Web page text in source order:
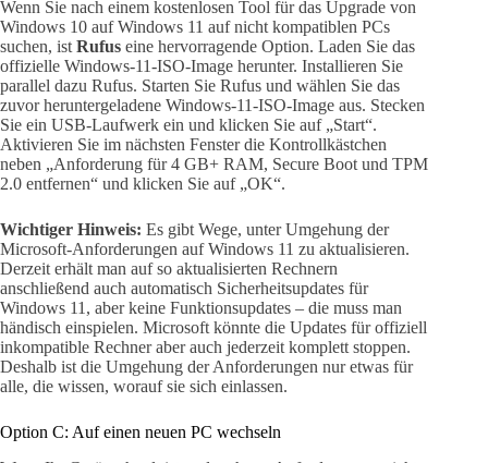
Wenn Sie nach einem kostenlosen Tool für das Upgrade von
Windows 10 auf Windows 11 auf nicht kompatiblen PCs
suchen, ist Rufus eine hervorragende Option. Laden Sie das
offizielle Windows-11-ISO-Image herunter. Installieren Sie
parallel dazu Rufus. Starten Sie Rufus und wählen Sie das
zuvor heruntergeladene Windows-11-ISO-Image aus. Stecken
Sie ein USB-Laufwerk ein und klicken Sie auf „Start“.
Aktivieren Sie im nächsten Fenster die Kontrollkästchen
neben „Anforderung für 4 GB+ RAM, Secure Boot und TPM
2.0 entfernen“ und klicken Sie auf „OK“.
Wichtiger Hinweis: Es gibt Wege, unter Umgehung der
Microsoft-Anforderungen auf Windows 11 zu aktualisieren.
Derzeit erhält man auf so aktualisierten Rechnern
anschließend auch automatisch Sicherheitsupdates für
Windows 11, aber keine Funktionsupdates – die muss man
händisch einspielen. Microsoft könnte die Updates für offiziell
inkompatible Rechner aber auch jederzeit komplett stoppen.
Deshalb ist die Umgehung der Anforderungen nur etwas für
alle, die wissen, worauf sie sich einlassen.
Option C: Auf einen neuen PC wechseln